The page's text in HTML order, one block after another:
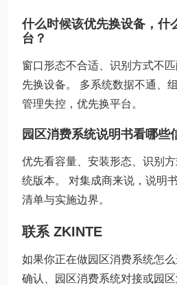
什么时候该优先换设备，什
台？
窗口形态不合适、识别方式不
先换设备。 多系统数据不通、
管理失控，优先换平台。
园区消费系统说明书看哪些
优先看容量、安装形态、识别
统版本。 对集成商来说，说明
清单与实施边界。
联系 ZKINTE
如果你正在做园区消费系统怎
确认、园区消费系统对接或园